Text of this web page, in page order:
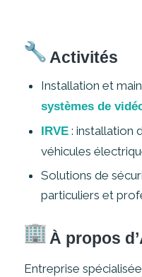
Activités
Installation et
systèmes de
IRVE: installation
véhicules
Solutions de
particuliers et
À propos
Entreprise